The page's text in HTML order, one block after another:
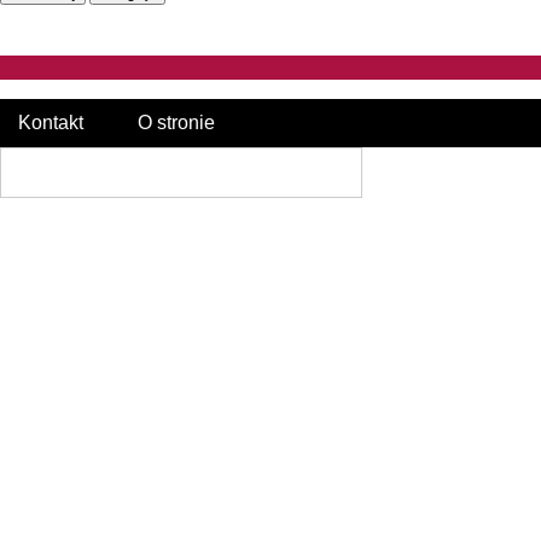
Kontakt O stronie